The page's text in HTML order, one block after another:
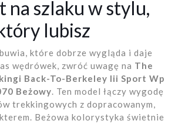
na szlaku w stylu,
lubisz
które dobrze wygląda i daje
wędrówek, zwróć uwagę na The
Back-To-Berkeley Iii Sport Wp
Beżowy. Ten model łączy wygodę
trekkingowych z dopracowanym,
Beżowa kolorystyka świetnie